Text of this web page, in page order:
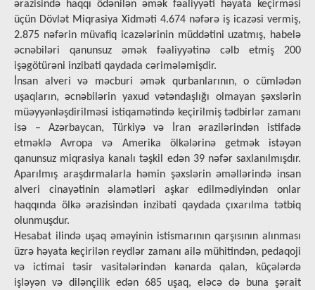
ərazisində haqqı ödənilən əmək fəaliyyəti həyata keçirməsi
üçün Dövlət Miqrasiya Xidməti 4.674 nəfərə iş icazəsi vermiş,
2.875 nəfərin müvafiq icazələrinin müddətini uzatmış, habelə
əcnəbiləri qanunsuz əmək fəaliyyətinə cəlb etmiş 200
işəgötürəni inzibati qaydada cərimələmişdir.
İnsan alveri və məcburi əmək qurbanlarının, o cümlədən
uşaqların, əcnəbilərin yaxud vətəndaşlığı olmayan şəxslərin
müəyyənləşdirilməsi istiqamətində keçirilmiş tədbirlər zamanı
isə – Azərbaycan, Türkiyə və İran ərazilərindən istifadə
etməklə Avropa və Amerika ölkələrinə getmək istəyən
qanunsuz miqrasiya kanalı təşkil edən 39 nəfər saxlanılmışdır.
Aparılmış araşdırmalarla həmin şəxslərin əməllərində insan
alveri cinayətinin əlamətləri aşkar edilmədiyindən onlar
haqqında ölkə ərazisindən inzibati qaydada çıxarılma tətbiq
olunmuşdur.
Hesabat ilində uşaq əməyinin istismarının qarşısının alınması
üzrə həyata keçirilən reydlər zamanı ailə mühitindən, pedaqoji
və ictimai təsir vasitələrindən kənarda qalan, küçələrdə
işləyən və dilənçilik edən 685 uşaq, eləcə də buna şərait